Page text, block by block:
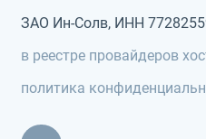
ЗАО Ин-Солв, ИНН
в реестре провайдеров
политика